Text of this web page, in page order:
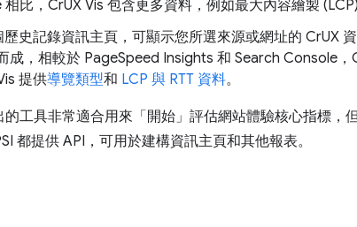
比，CrUX Vis 包含更多資料，例如最大內容繪製
史記錄資訊主頁，可顯示您所選來源或網址的 CrUX
成，相較於 PageSpeed Insights 和 Search Console，
提供導覽類型和 LCP 與 RTT 資料。
工具非常適合用來「開始」評估網站體驗核心指標，
都提供 API，可用於建構資訊主頁和其他報表。